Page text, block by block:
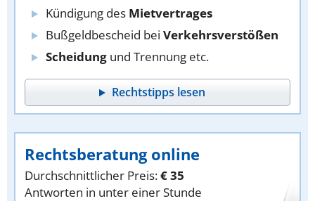
Kündigung des Mietvertrages
Bußgeldbescheid bei Verkehrsverstößen
Scheidung und Trennung etc.
Rechtstipps lesen
Rechtsberatung online
Durchschnittlicher Preis:€ 35
Antworten in unter einer Stunde